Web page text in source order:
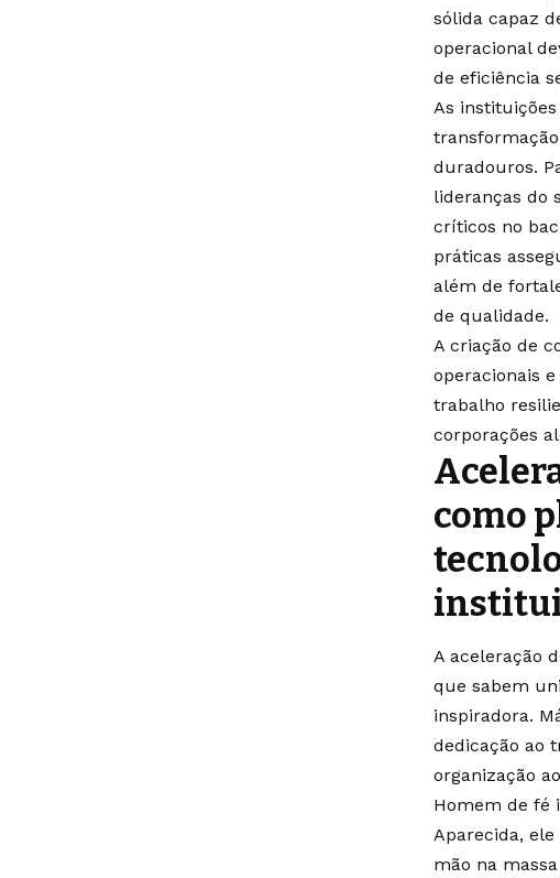
sólida capaz
operacional
de eficiência
As
duradouros.
lideranças do
críticos no
práticas
além de
de qualidade.
A criação de
operacionais
trabalho
corporações
como
A aceleração
que sabem
inspiradora.
dedicação ao
organização
Homem de fé
Aparecida,
mão na